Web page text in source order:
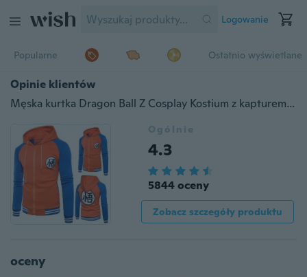
Logowanie
Popularne Ostatnio wyświetlane
Opinie klientów
Męska kurtka Dragon Ball Z Cosplay Kostium z kapturem Bluzy Rozpinany kardigan Goku Kame Symbol Casual Kurtka baseballowa
Ogólnie
4.3
5844 oceny
Zobacz szczegóły produktu
oceny